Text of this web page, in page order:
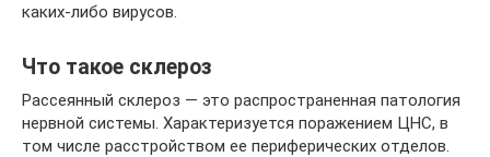
каких-либо вирусов.
Что такое склероз
Рассеянный склероз — это распространенная патология
нервной системы. Характеризуется поражением ЦНС, в
том числе расстройством ее периферических отделов.